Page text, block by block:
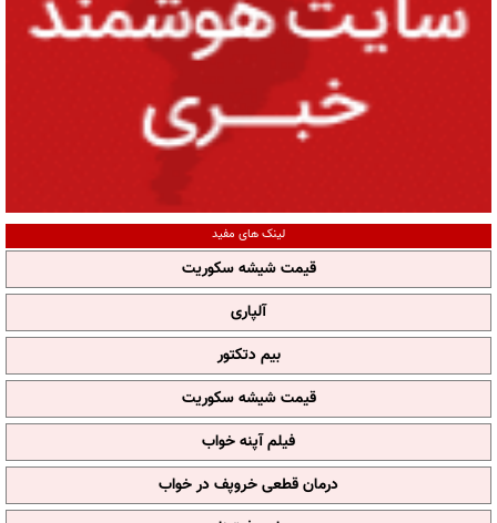
لینک های مفید
قیمت شیشه سکوریت
آلپاری
بیم دتکتور
قیمت شیشه سکوریت
فیلم آپنه خواب
درمان قطعی خروپف در خواب